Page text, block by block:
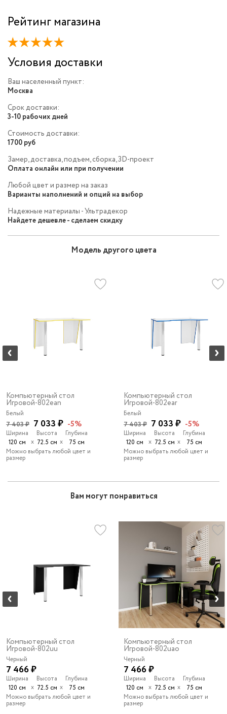
Рейтинг магазина
Условия доставки
Ваш населенный пункт:
Москва
Срок доставки:
3-10 рабочих дней
Стоимость доставки:
1700 руб
Замер, доставка, подъем, сборка, 3D-проект
Оплата онлайн или при получении
Любой цвет и размер на заказ
Варианты наполнений и опций на выбор
Надежные материалы - Ультрадекор
Найдете дешевле - сделаем скидку
Модель другого цвета
Компьютерный стол
Игровой-802ean
Белый
7 403 ₽ 7 033 ₽ -5%
Ширина
120 см
х
Высота
72.5 см х
Глубина
75 см
Можно выбрать любой цвет и
размер
Компьютерный стол
Игровой-802ear
Белый
7 403 ₽ 7 033 ₽ -5%
Ширина
120 см
х
Высота
72.5 см х
Глубина
75 см
Можно выбрать любой цвет и
размер
Вам могут понравиться
Компьютерный стол
Игровой-802uu
Черный
7 466 ₽
Ширина
120 см
х
Высота
72.5 см х
Глубина
75 см
Можно выбрать любой цвет и
размер
Компьютерный стол
Игровой-802uao
Черный
7 466 ₽
Ширина
120 см
х
Высота
72.5 см х
Глубина
75 см
Можно выбрать любой цвет и
размер